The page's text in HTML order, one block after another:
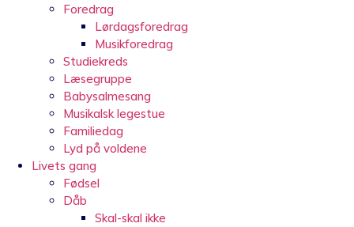
Foredrag
Lørdagsforedrag
Musikforedrag
Studiekreds
Læsegruppe
Babysalmesang
Musikalsk legestue
Familiedag
Lyd på voldene
Livets gang
Fødsel
Dåb
Skal-skal ikke